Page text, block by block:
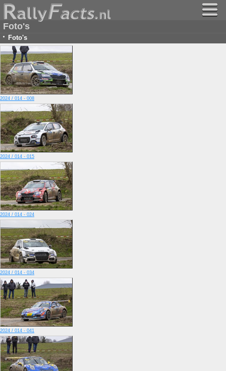
Foto's
· Foto's
2024 / 014 - 008
2024 / 014 - 015
2024 / 014 - 024
2024 / 014 - 034
2024 / 014 - 041